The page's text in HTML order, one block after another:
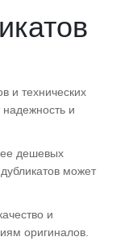
и технических
и
дешевых
может
и
оригиналов.